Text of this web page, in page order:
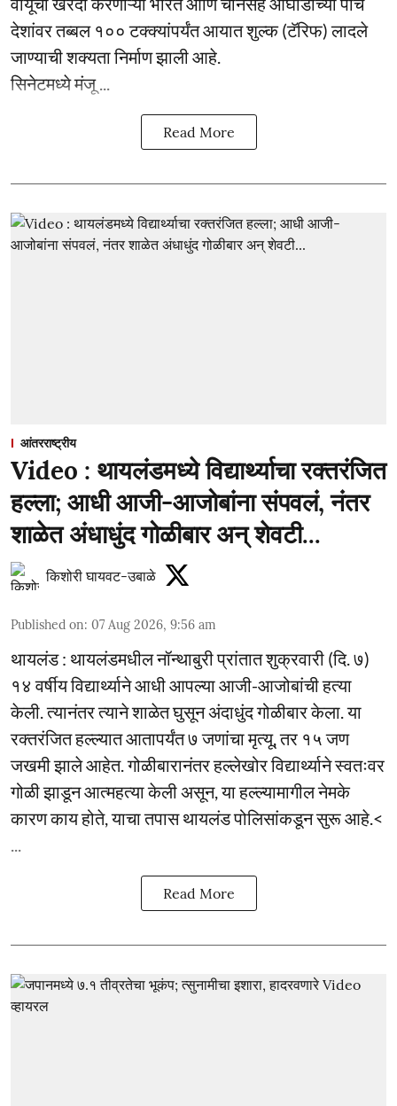
देशांवर तब्बल १०० टक्क्यांपर्यंत आयात शुल्क (टॅरिफ) लादले
जाण्याची शक्यता निर्माण झाली आहे.
सिनेटमध्ये मंजू ...
Read More
आंतरराष्ट्रीय
Video : थायलंडमध्ये विद्यार्थ्याचा रक्तरंजित
हल्ला; आधी आजी-आजोबांना संपवलं, नंतर
शाळेत अंधाधुंद गोळीबार अन् शेवटी...
किशोरी घायवट-उबाळे
Published on: 07 Aug 2026, 9:56 am
थायलंड : थायलंडमधील नॉन्थाबुरी प्रांतात शुक्रवारी (दि. ७)
१४ वर्षीय विद्यार्थ्याने आधी आपल्या आजी-आजोबांची हत्या
केली. त्यानंतर त्याने शाळेत घुसून अंदाधुंद गोळीबार केला. या
रक्तरंजित हल्ल्यात आतापर्यंत ७ जणांचा मृत्यू, तर १५ जण
जखमी झाले आहेत. गोळीबारानंतर हल्लेखोर विद्यार्थ्याने स्वतःवर
गोळी झाडून आत्महत्या केली असून, या हल्ल्यामागील नेमके
कारण काय होते, याचा तपास थायलंड पोलिसांकडून सुरू आहे.<
Read More